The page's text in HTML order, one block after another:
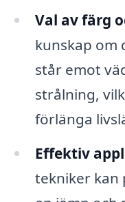
Val av färg
kunskap om
står emot
strålning,
förlänga
Effektiv
tekniker kan